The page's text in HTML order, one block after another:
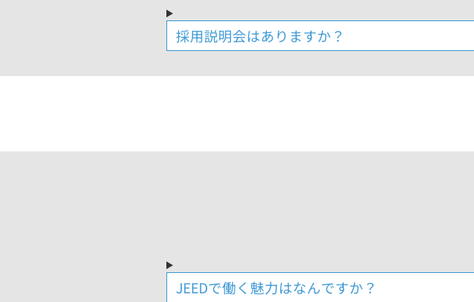
採用説明会はありますか？
JEEDで働く魅力はなんですか？